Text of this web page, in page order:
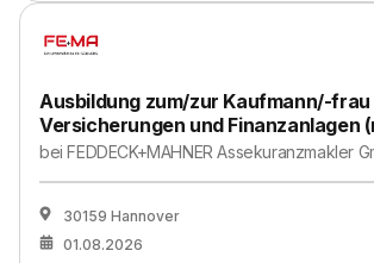
Ausbildung zum/zur Kaufmann/-
Versicherungen und Finanzanlagen
beiFEDDECK+MAHNER Assekuranzmakler
30159 Hannover
01.08.2026